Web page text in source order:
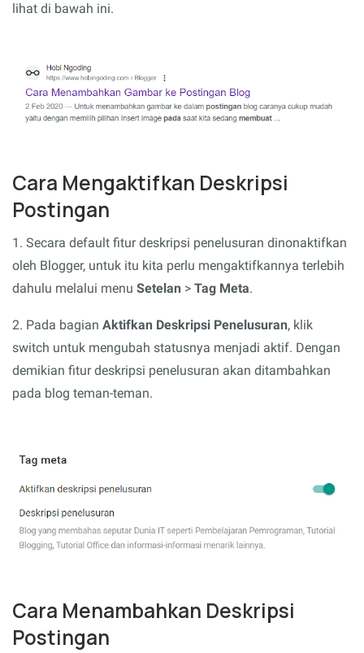
lihat di bawah ini.
Cara Mengaktifkan Deskripsi
Postingan
1. Secara default fitur deskripsi penelusuran dinonaktifkan
oleh Blogger, untuk itu kita perlu mengaktifkannya terlebih
dahulu melalui menu Setelan > Tag Meta.
2. Pada bagian Aktifkan Deskripsi Penelusuran, klik
switch untuk mengubah statusnya menjadi aktif. Dengan
demikian fitur deskripsi penelusuran akan ditambahkan
pada blog teman-teman.
Cara Menambahkan Deskripsi
Postingan